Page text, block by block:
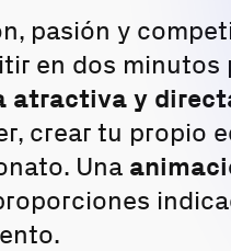
pasión y
en dos minutos
atractiva y
crear tu propio
Una